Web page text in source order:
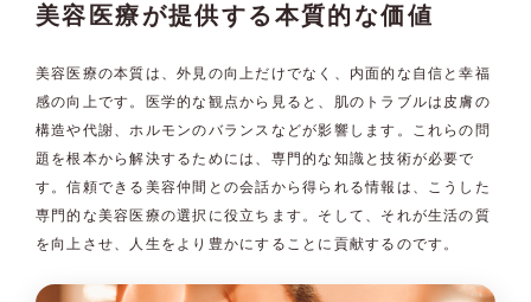
美容医療が提供する本質的な価値
美容医療の本質は、外見の向上だけでなく、内面的な自信と幸福
感の向上です。医学的な観点から見ると、肌のトラブルは皮膚の
構造や代謝、ホルモンのバランスなどが影響します。これらの問
題を根本から解決するためには、専門的な知識と技術が必要で
す。信頼できる美容仲間との会話から得られる情報は、こうした
専門的な美容医療の選択に役立ちます。そして、それが生活の質
を向上させ、人生をより豊かにすることに貢献するのです。